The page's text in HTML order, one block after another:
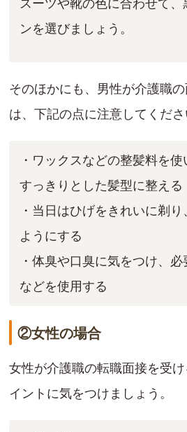
スーツや靴の色に合わせて
ンを選びましょう。
そのほかにも、男性が介護職
は、下記の点に注意してくださ
・ワックスなどの整髪料を
すっきりとした髪型に整える
・当日はひげをきれいに剃
ようにする
・体臭や口臭に気をつけ、
などを使用する
②女性の場合
女性が介護職の転職面接を受
イントに気をつけましょう。